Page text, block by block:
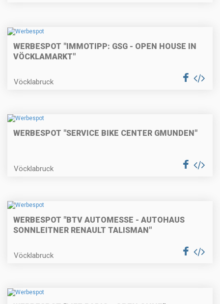
WERBESPOT "IMMOTIPP: GSG - OPEN HOUSE IN
VÖCKLAMARKT"
Vöcklabruck
WERBESPOT "SERVICE BIKE CENTER GMUNDEN"
Vöcklabruck
WERBESPOT "BTV AUTOMESSE - AUTOHAUS
SONNLEITNER RENAULT TALISMAN"
Vöcklabruck